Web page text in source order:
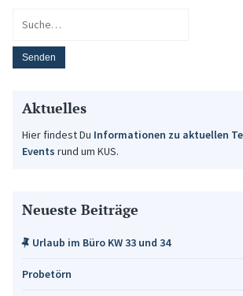
Aktuelles
Hier findest Du Informationen zu aktuellen
Events rund um KUS.
Neueste Beiträge
Urlaub im Büro KW 33 und 34
Probetörn